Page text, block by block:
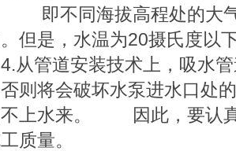
即不同海拔高程处的大气
但是，水温为20摄氏度以
管道安装技术上，吸水管
则将会破坏水泵进水口处
上水来。 因此，要认真
质量。